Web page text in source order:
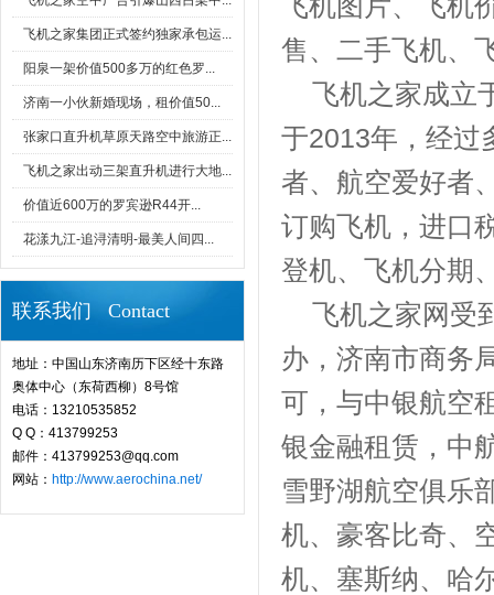
飞机之家集团正式签约独家承包运...
阳泉一架价值500多万的红色罗...
济南一小伙新婚现场，租价值50...
张家口直升机草原天路空中旅游正...
飞机之家出动三架直升机进行大地...
价值近600万的罗宾逊R44开...
花漾九江-追浔清明-最美人间四...
联系我们 Contact
地址：中国山东济南历下区经十东路
奥体中心（东荷西柳）8号馆
电话：13210535852
Q Q：413799253
邮件：413799253@qq.com
网站： http://www.aerochina.net/
售、二手飞机、
飞机之家成立
于2013年，经过
者、航空爱好者
订购飞机，进口
登机、飞机分期
飞机之家网受
办，济南市商务
可，与中银航空
银金融租赁，中
雪野湖航空俱乐
机、豪客比奇、
机、塞斯纳、哈